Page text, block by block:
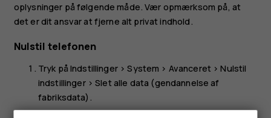
oplysninger på følgende måde. Vær opmærksom på, at
det er dit ansvar at fjerne alt privat indhold.
Nulstil telefonen
Tryk påIndstillinger>System > Avanceret >Nulstil
indstillinger>Slet alle data (gendannelse af
fabriksdata) .